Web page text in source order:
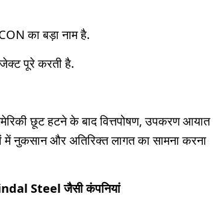
का बड़ा नाम है.
पूरे करती है.
छूट हटने के बाद वित्तपोषण, उपकरण आयात
नुकसान और अतिरिक्त लागत का सामना करना
Steel जैसी कंपनियां